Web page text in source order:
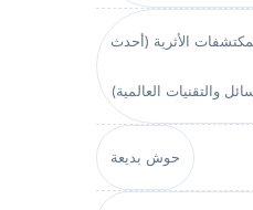
الأثرية (أحدث
والتقنيات العالمية)
حوش بديعة